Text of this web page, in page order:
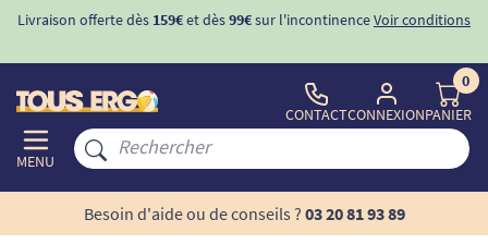
Livraison offerte dès 159€et dès99€sur l'incontinenceVoir conditions
MENU
CONTACTCONNEXION
0
PANIER
Besoin d'aide ou de conseils ? 03 20 81 93 89